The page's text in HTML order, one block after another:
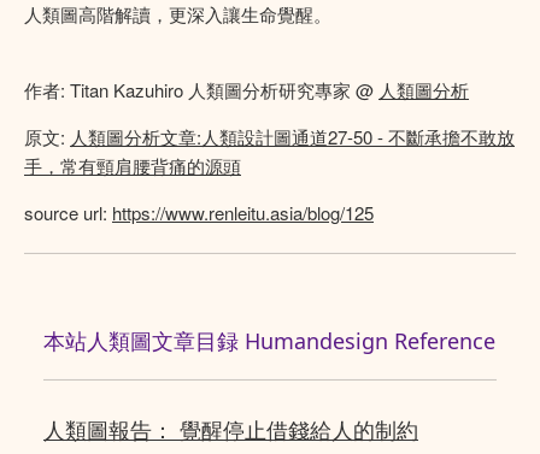
人類圖高階解讀，更深入讓生命覺醒。
作者: Titan Kazuhiro 人類圖分析研究專家 @ 人類圖分析
原文: 人類圖分析文章:人類設計圖通道27-50 - 不斷承擔不敢放
手，常有頸肩腰背痛的源頭
source url: https://www.renleitu.asia/blog/125
本站人類圖文章目録 Humandesign Reference
人類圖報告： 覺醒停止借錢給人的制約